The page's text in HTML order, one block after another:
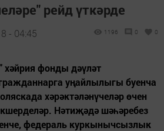
рейд үткәрде
- 04:45 1196 0 0
хәйрия фонды дәүләт
уңайлылыгы буенча
хәрәктәләнүчеләр өчен
Нәтиҗәдә шәһәребез
федераль куркынычсызлык